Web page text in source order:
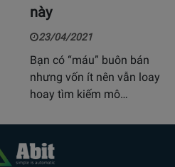
này
23/04/2021
Bạn có “máu” buôn bán
nhưng vốn ít nên vẫn loay
hoay tìm kiếm mô…